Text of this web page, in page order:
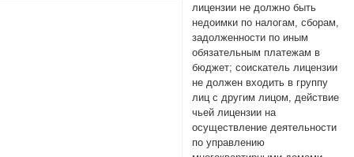
лицензии не должно быть
недоимки по налогам, сборам,
задолженности по иным
обязательным платежам в
бюджет; соискатель лицензии
не должен входить в группу
лиц с другим лицом, действие
чьей лицензии на
осуществление деятельности
по управлению